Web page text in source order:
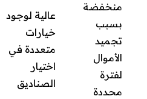
منخفضة
بسبب
تجميد
الأموال
لفترة
محددة
عالية لوجود
خيارات
متعددة في
اختيار
الصناديق